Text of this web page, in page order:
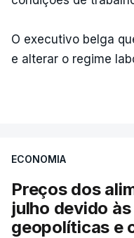
O executivo belga
e alterar o regime
ECONOMIA
Preços dos
julho devido
geopolíticas e